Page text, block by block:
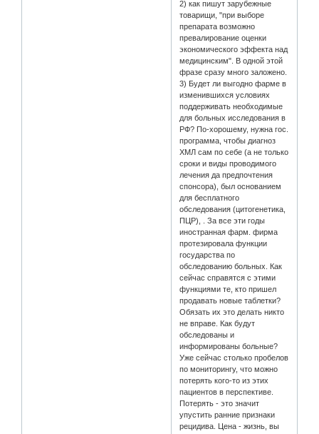
2) как пишут зарубежные
товарищи, "при выборе
препарата возможно
превалирование оценки
экономического эффекта над
медицинским". В одной этой
фразе сразу много заложено.
3) Будет ли выгодно фарме в
изменившихся условиях
поддерживать необходимые
для больных исследования в
РФ? По-хорошему, нужна гос.
программа, чтобы диагноз
ХМЛ сам по себе (а не только
сроки и виды проводимого
лечения да предпочтения
спонсора), был основанием
для бесплатного
обследования (цитогенетика,
ПЦР), . За все эти годы
иностранная фарм. фирма
протезировала функции
государства по
обследованию больных. Как
сейчас справятся с этими
функциями те, кто пришел
продавать новые таблетки?
Обязать их это делать никто
не вправе. Как будут
обследованы и
информированы больные?
Уже сейчас столько пробелов
по мониторингу, что можно
потерять кого-то из этих
пациентов в перспективе.
Потерять - это значит
упустить ранние признаки
рецидива. Цена - жизнь, вы